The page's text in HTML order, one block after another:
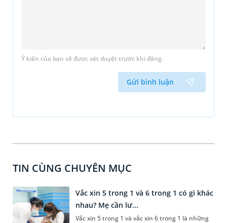
Ý kiến của bạn sẽ được xét duyệt trước khi đăng.
Gửi bình luận
TIN CÙNG CHUYÊN MỤC
Vắc xin 5 trong 1 và 6 trong 1 có gì khác
nhau? Mẹ cần lư...
Vắc xin 5 trong 1 và vắc xin 6 trong 1 là những